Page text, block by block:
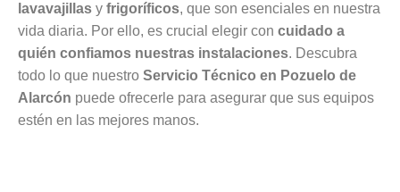
lavavajillas y frigoríficos, que son esenciales en nuestra
vida diaria. Por ello, es crucial elegir con cuidado a
quién confiamos nuestras instalaciones. Descubra
todo lo que nuestro Servicio Técnico en Pozuelo de
Alarcón puede ofrecerle para asegurar que sus equipos
estén en las mejores manos.